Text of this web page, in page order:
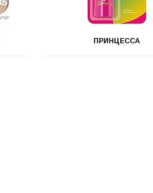
ПРИНЦЕССА